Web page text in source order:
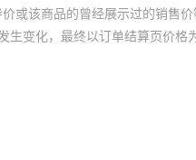
或该商品的曾经展示过的销售价
变化，最终以订单结算页价格为